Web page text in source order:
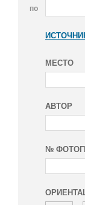
по
МЕСТО
АВТОР
№